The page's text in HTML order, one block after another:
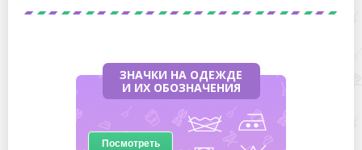
ЗНАЧКИ НА ОДЕЖДЕ
И ИХ ОБОЗНАЧЕНИЯ
Посмотреть